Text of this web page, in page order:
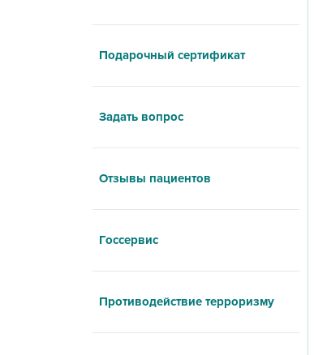
Подарочный сертификат
Задать вопрос
Отзывы пациентов
Госсервис
Противодействие терроризму